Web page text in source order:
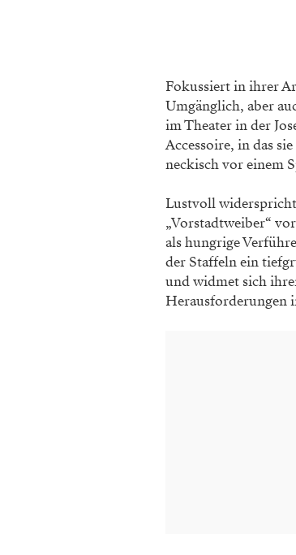
Fokussiert in ihrer
Umgänglich, aber
im Theater in der
Accessoire, in das
neckisch vor einem
Lustvoll
„Vorstadtweiber“
als hungrige
der Staffeln ein
und widmet sich
Herausforderungen